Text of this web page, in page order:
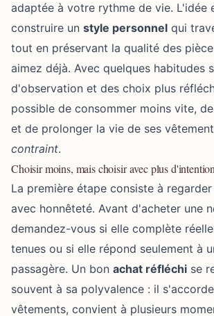
adaptée à votre rythme de vie. L'idée
construire un style personnel qui
tout en préservant la qualité des
aimez déjà. Avec quelques habitudes
d'observation et des choix plus
possible de consommer moins vite,
et de prolonger la vie de ses
contraint.
Choisir moins, mais choisir avec plus d'intention
La première étape consiste à
avec honnêteté. Avant d'acheter une
demandez-vous si elle complète
tenues ou si elle répond seulement à
passagère. Un bon achat réfléchi se
souvent à sa polyvalence : il
vêtements, convient à plusieurs